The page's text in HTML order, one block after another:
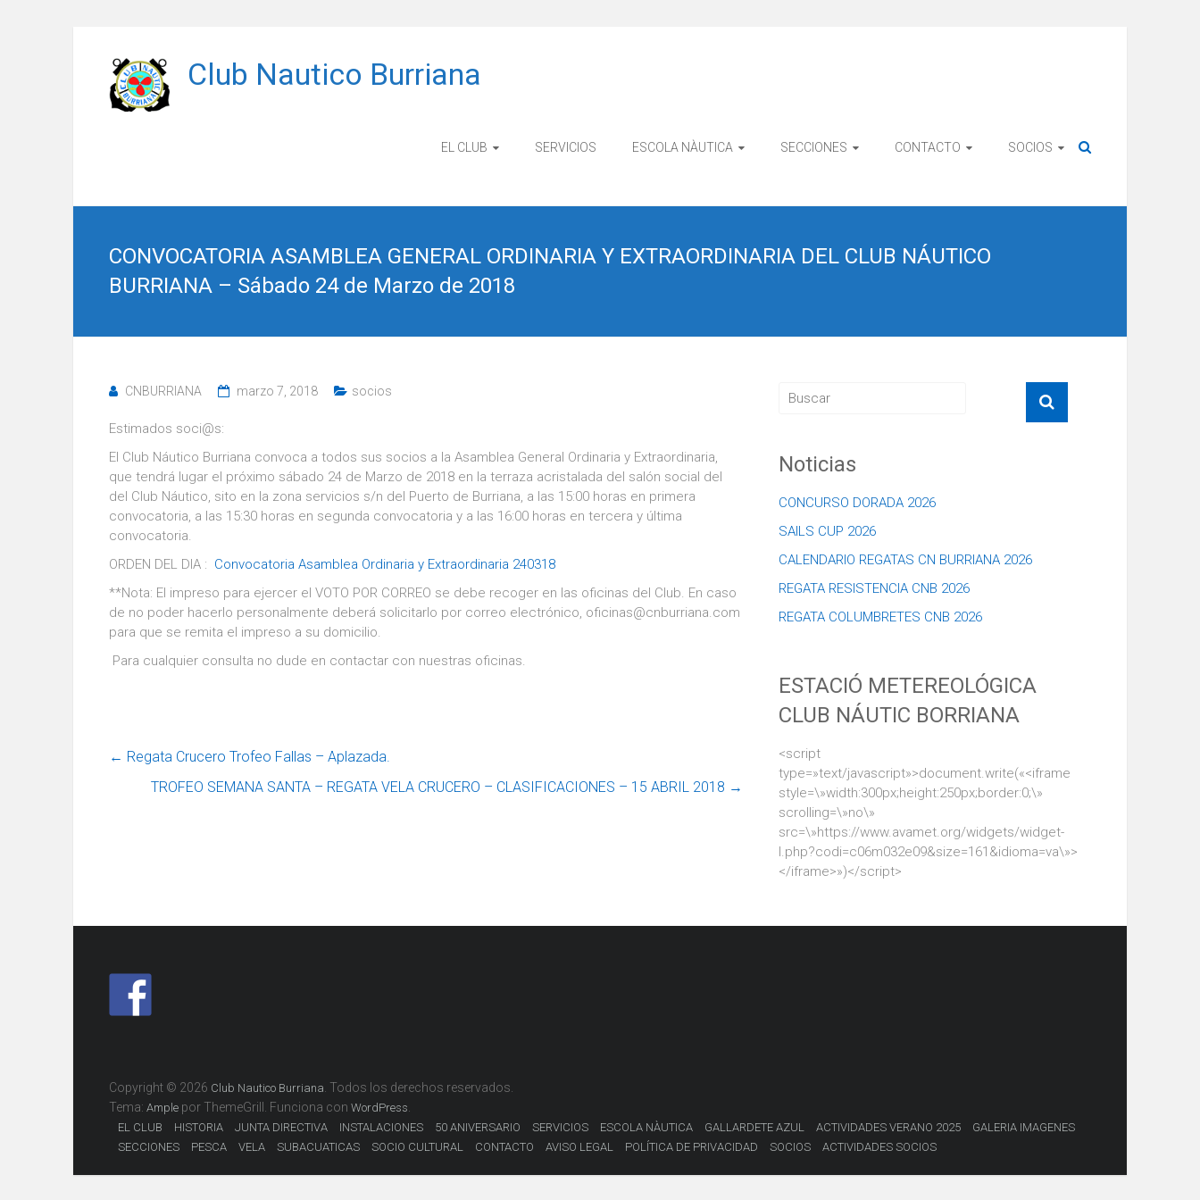
contenido
Club Nautico Burriana
EL CLUB SERVICIOS ESCOLA NÀUTICA SECCIONES CONTACTO SOCIOS
CONVOCATORIA ASAMBLEA GENERAL ORDINARIA Y EXTRAORDINARIA DEL CLUB NÁUTICO
BURRIANA – Sábado 24 de Marzo de 2018
CNBURRIANA marzo 7, 2018 socios
Estimados soci@s:
El Club Náutico Burriana convoca a todos sus socios a la Asamblea General Ordinaria y Extraordinaria,
que tendrá lugar el próximo sábado 24 de Marzo de 2018 en la terraza acristalada del salón social del
del Club Náutico, sito en la zona servicios s/n del Puerto de Burriana, a las 15:00 horas en primera
convocatoria, a las 15:30 horas en segunda convocatoria y a las 16:00 horas en tercera y última
convocatoria.
ORDEN DEL DIA : Convocatoria Asamblea Ordinaria y Extraordinaria 240318
**Nota: El impreso para ejercer el VOTO POR CORREO se debe recoger en las oficinas del Club. En caso
de no poder hacerlo personalmente deberá solicitarlo por correo electrónico, oficinas@cnburriana.com
para que se remita el impreso a su domicilio.
Para cualquier consulta no dude en contactar con nuestras oficinas.
← Regata Crucero Trofeo Fallas – Aplazada.
TROFEO SEMANA SANTA – REGATA VELA CRUCERO – CLASIFICACIONES – 15 ABRIL 2018 →
Noticias
CONCURSO DORADA 2026
SAILS CUP 2026
CALENDARIO REGATAS CN BURRIANA 2026
REGATA RESISTENCIA CNB 2026
REGATA COLUMBRETES CNB 2026
ESTACIÓ METEREOLÓGICA
CLUB NÁUTIC BORRIANA
<script
type=»text/javascript»>document.write(«<iframe
style=\»width:300px;height:250px;border:0;\»
scrolling=\»no\»
src=\»https://www.avamet.org/widgets/widget-
l.php?codi=c06m032e09&size=161&idioma=va\»>
</iframe>»)</script>
Copyright © 2026 Club Nautico Burriana . Todos los derechos reservados.
Tema: Ample por ThemeGrill. Funciona con WordPress
EL CLUB HISTORIA JUNTA DIRECTIVA INSTALACIONES 50 ANIVERSARIO SERVICIOS ESCOLA NÀUTICA GALLARDETE AZUL ACTIVIDADES VERANO 2025
GALERIA IMAGENES
SECCIONES
PESCA VELA SUBACUATICAS SOCIO CULTURAL CONTACTO AVISO LEGAL POLÍTICA DE PRIVACIDAD SOCIOS ACTIVIDADES SOCIOS